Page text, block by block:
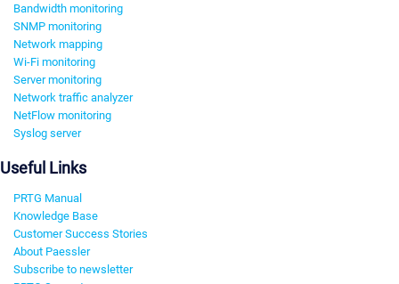
Bandwidth monitoring
SNMP monitoring
Network mapping
Wi-Fi monitoring
Server monitoring
Network traffic analyzer
NetFlow monitoring
Syslog server
Useful Links
PRTG Manual
Knowledge Base
Customer Success Stories
About Paessler
Subscribe to newsletter